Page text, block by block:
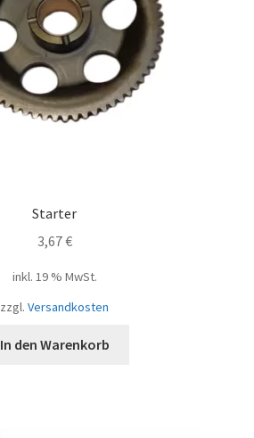
Starter
3,67€
inkl. 19 % MwSt.
zzgl. Versandkosten
In den Warenkorb